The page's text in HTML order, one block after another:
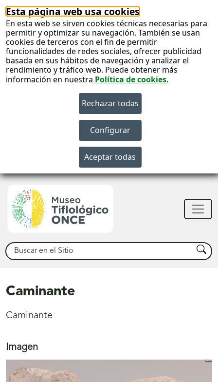
Esta página web usa cookies
En esta web se sirven cookies técnicas necesarias para
permitir y optimizar su navegación. También se usan
cookies de terceros con el fin de permitir
funcionalidades de redes sociales, ofrecer publicidad
basada en sus hábitos de navegación y analizar el
rendimiento y tráfico web. Puede obtener más
información en nuestra Política de cookies.
Buscar Buscar
Caminante
Caminante
Imagen